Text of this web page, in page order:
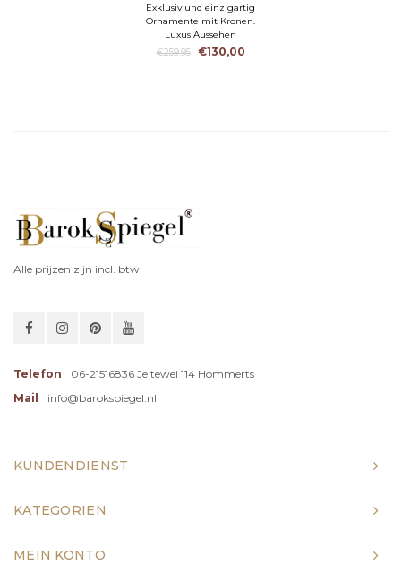
Exklusiv und einzigartig
Ornamente mit Kronen.
Luxus Aussehen
€259,95
€130,00
Alle prijzen zijn incl. btw
Telefon
06-21516836 Jeltewei 114 Hommerts
Mail
info@barokspiegel.nl
KUNDENDIENST
KATEGORIEN
MEIN KONTO